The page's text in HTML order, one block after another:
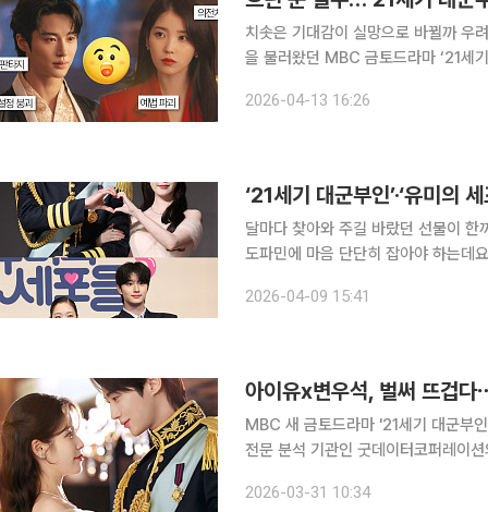
치솟은 기대감이 실망으로 바뀔까 우
을 불러왔던 MBC 금토드라마 ‘21세
2026-04-13 16:26
‘21세기 대군부인’·‘유미의
달마다 찾아와 주길 바랐던 선물이
도파민에 마음 단단히 잡아야 하는데
가득 상차림에 무엇을 집어야 할지 행
2026-04-09 15:41
아이유x변우석, 벌써 뜨겁
MBC 새 금토드라마 '21세기 대군부인'이
전문 분석 기관인 굿데이터코퍼레
상승한 기록이다. 아직 방송을
2026-03-31 10:34